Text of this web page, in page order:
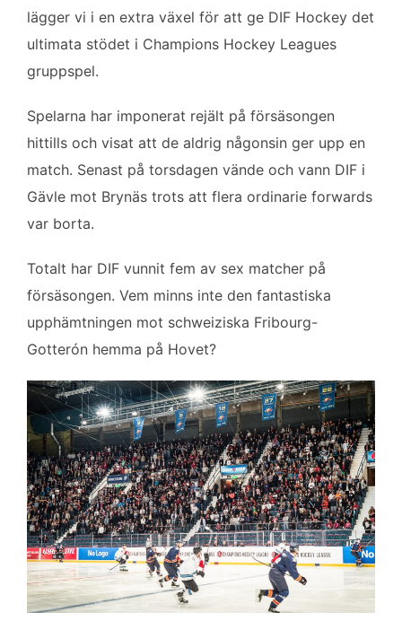
o
o
k
e
d
lägger vi i en extra växel för att ge DIF Hockey det
ultimata stödet i Champions Hockey Leagues
gruppspel.
Spelarna har imponerat rejält på försäsongen
hittills och visat att de aldrig någonsin ger upp en
match. Senast på torsdagen vände och vann DIF i
Gävle mot Brynäs trots att flera ordinarie forwards
var borta.
Totalt har DIF vunnit fem av sex matcher på
försäsongen. Vem minns inte den fantastiska
upphämtningen mot schweiziska Fribourg-
Gotterón hemma på Hovet?